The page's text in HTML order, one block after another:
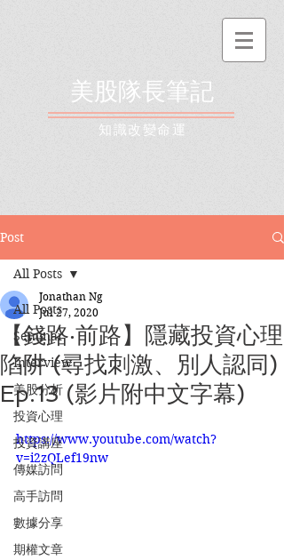
美股隊長筆記
​知識改變命運
Post
All Posts
Seminar
Interview
美股分析
投資心理
投資講座
傳媒訪問
高手訪問
數據分享
期權文章
All Posts
【錢路‧前路】隱藏投資心理
陷阱 (尋找刺激、別人認同)
Ep.13 (影片附中文字幕)
Jonathan Ng
Jul 27, 2020
https://www.youtube.com/watch?
v=i2zQLef19nw